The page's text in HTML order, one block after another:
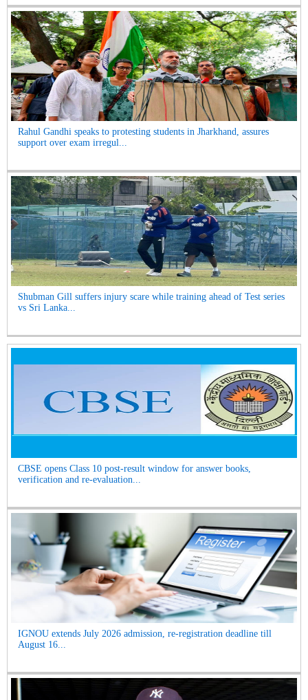
Rahul Gandhi speaks to protesting students in Jharkhand, assures
support over exam irregul...
Shubman Gill suffers injury scare while training ahead of Test series
vs Sri Lanka...
CBSE opens Class 10 post-result window for answer books,
verification and re-evaluation...
IGNOU extends July 2026 admission, re-registration deadline till
August 16...